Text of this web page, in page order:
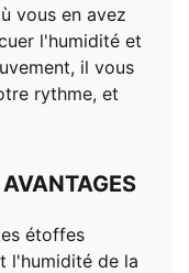
vous en avez
l'humidité et
il vous
rythme, et
étoffes
l'humidité de la